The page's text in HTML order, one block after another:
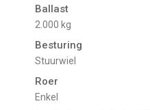
Ballast
2.000 kg
Besturing
Stuurwiel
Roer
Enkel